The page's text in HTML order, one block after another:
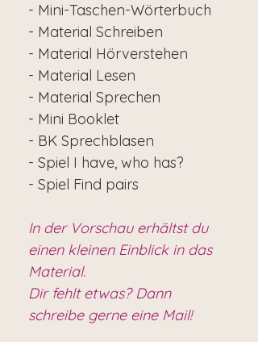
- Mini-Taschen-Wörterbuch
- Material Schreiben
- Material Hörverstehen
- Material Lesen
- Material Sprechen
- Mini Booklet
- BK Sprechblasen
- Spiel I have, who has?
- Spiel Find pairs
In der Vorschau erhältst du
einen kleinen Einblick in das
Material.
Dir fehlt etwas? Dann
schreibe gerne eine Mail!